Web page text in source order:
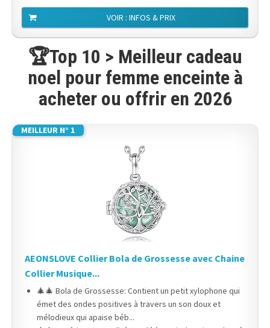
VOIR : INFOS & PRIX
🏆Top 10 > Meilleur cadeau
noel pour femme enceinte à
acheter ou offrir en 2026
MEILLEUR N° 1
AEONSLOVE Collier Bola de Grossesse avec Chaine
Collier Musique...
🎄🎄 Bola de Grossesse: Contient un petit xylophone qui
émet des ondes positives à travers un son doux et
mélodieux qui apaise béb...